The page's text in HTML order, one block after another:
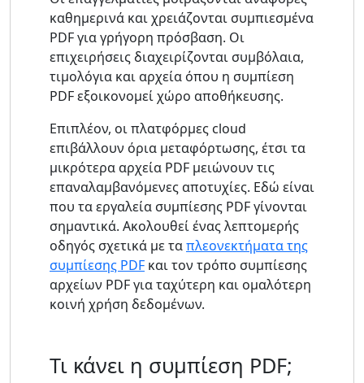
καθημερινά και χρειάζονται συμπιεσμένα
PDF για γρήγορη πρόσβαση. Οι
επιχειρήσεις διαχειρίζονται συμβόλαια,
τιμολόγια και αρχεία όπου η συμπίεση
PDF εξοικονομεί χώρο αποθήκευσης.
Επιπλέον, οι πλατφόρμες cloud
επιβάλλουν όρια μεταφόρτωσης, έτσι τα
μικρότερα αρχεία PDF μειώνουν τις
επαναλαμβανόμενες αποτυχίες. Εδώ είναι
που τα εργαλεία συμπίεσης PDF γίνονται
σημαντικά. Ακολουθεί ένας λεπτομερής
οδηγός σχετικά με ταπλεονεκτήματα της
συμπίεσης PDF και τον τρόπο συμπίεσης
αρχείων PDF για ταχύτερη και ομαλότερη
κοινή χρήση δεδομένων.
Τι κάνει η συμπίεση PDF;